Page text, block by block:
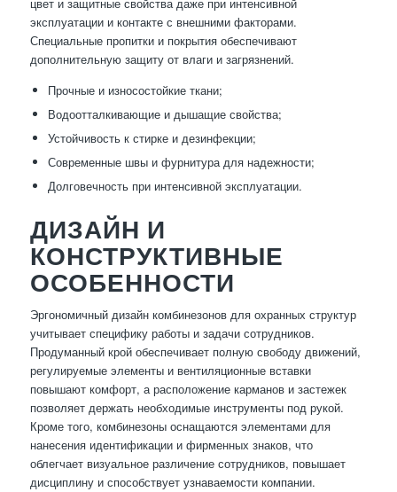
эксплуатации и контакте с внешними факторами.
Специальные пропитки и покрытия обеспечивают
дополнительную защиту от влаги и загрязнений.
Прочные и износостойкие ткани;
Водоотталкивающие и дышащие свойства;
Устойчивость к стирке и дезинфекции;
Современные швы и фурнитура для надежности;
Долговечность при интенсивной эксплуатации.
ДИЗАЙН И
КОНСТРУКТИВНЫЕ
ОСОБЕННОСТИ
Эргономичный дизайн комбинезонов для охранных структур
учитывает специфику работы и задачи сотрудников.
Продуманный крой обеспечивает полную свободу движений,
регулируемые элементы и вентиляционные вставки
повышают комфорт, а расположение карманов и застежек
позволяет держать необходимые инструменты под рукой.
Кроме того, комбинезоны оснащаются элементами для
нанесения идентификации и фирменных знаков, что
облегчает визуальное различение сотрудников, повышает
дисциплину и способствует узнаваемости компании.